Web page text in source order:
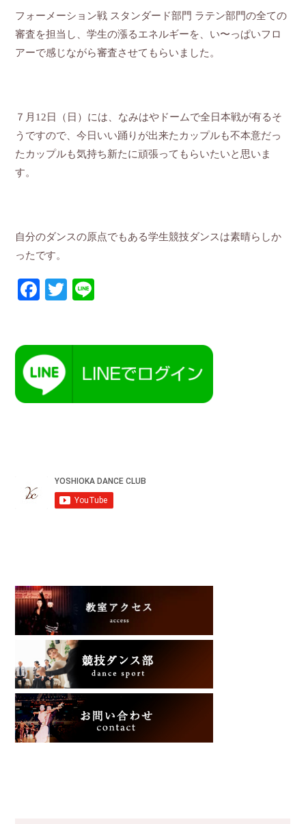
フォーメーション戦 スタンダード部門 ラテン部門の全ての
審査を担当し、学生の漲るエネルギーを、い〜っぱいフロ
アーで感じながら審査させてもらいました。
７月12日（日）には、なみはやドームで全日本戦が有るそ
うですので、今日いい踊りが出来たカップルも不本意だっ
たカップルも気持ち新たに頑張ってもらいたいと思いま
す。
自分のダンスの原点でもある学生競技ダンスは素晴らしか
ったです。
Facebook
Twitter